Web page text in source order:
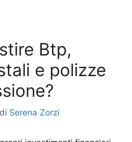
Btp,
e polizze
di Serena Zorzi